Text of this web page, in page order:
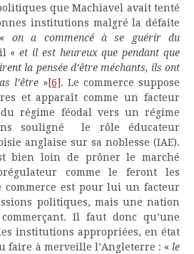
que Machiavel avait tenté
institutions malgré la défaite
on a commencé à se guérir du
il «et il est heureux que pendant que
la pensée d’être méchants, ils ont
l’être »[6]. Le commerce suppose
et apparaît comme un facteur
régime féodal vers un régime
souligné le rôle éducateur
anglaise sur sa noblesse (IAE).
bien loin de prôner le marché
comme le feront les
commerce est pour lui un facteur
politiques, mais une nation
Il faut donc qu’une
institutions appropriées, en état
faire à merveille l’Angleterre : « le